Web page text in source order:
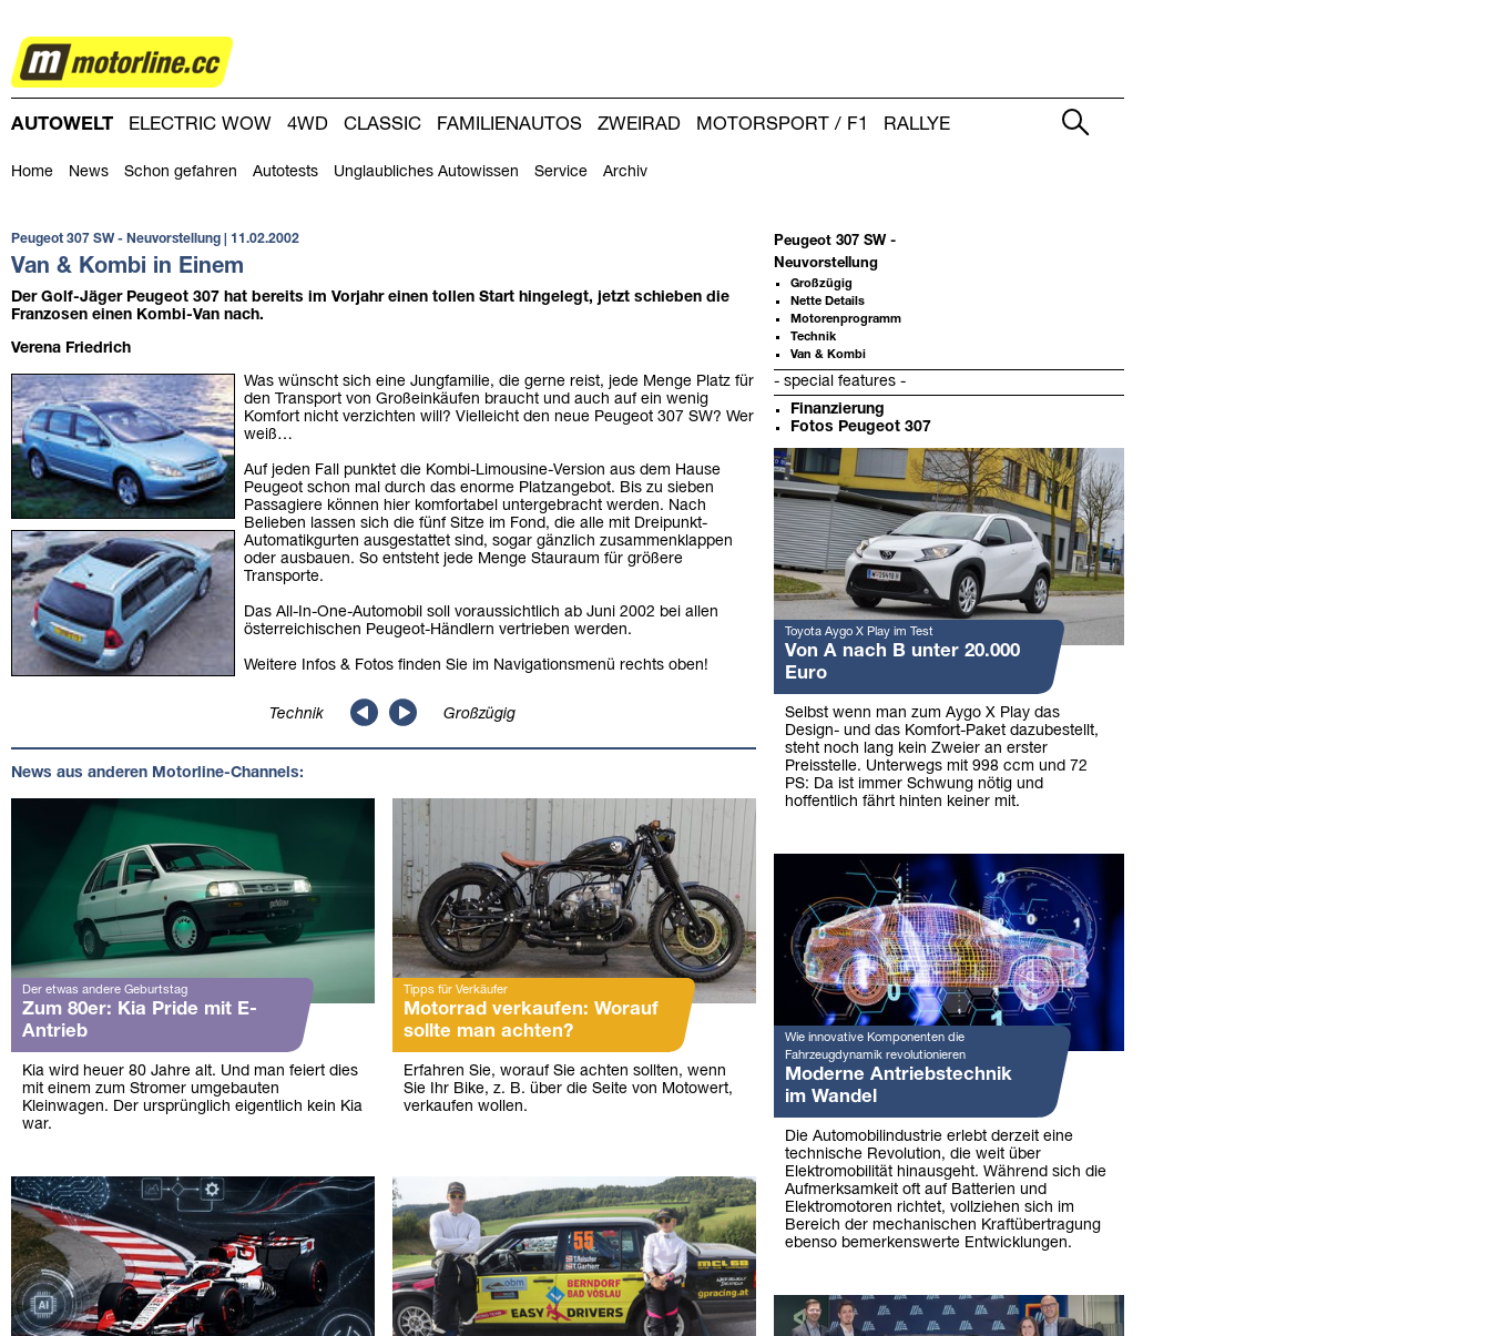
AUTOWELT
AUTOWELT
Home News Schon gefahren Autotests Unglaubliches Autowissen Service Archiv
ELECTRIC WOW 4WD CLASSIC FAMILIENAUTOS ZWEIRAD MOTORSPORT / F1
RALLYE
Peugeot 307 SW - Neuvorstellung | 11.02.2002
Van & Kombi in Einem
Der Golf-Jäger Peugeot 307 hat bereits im Vorjahr einen tollen Start hingelegt, jetzt schieben die
Franzosen einen Kombi-Van nach.
Verena Friedrich
Was wünscht sich eine Jungfamilie, die gerne reist, jede Menge Platz für
den Transport von Großeinkäufen braucht und auch auf ein wenig
Komfort nicht verzichten will? Vielleicht den neue Peugeot 307 SW? Wer
weiß…
Auf jeden Fall punktet die Kombi-Limousine-Version aus dem Hause
Peugeot schon mal durch das enorme Platzangebot. Bis zu sieben
Passagiere können hier komfortabel untergebracht werden. Nach
Belieben lassen sich die fünf Sitze im Fond, die alle mit Dreipunkt-
Automatikgurten ausgestattet sind, sogar gänzlich zusammenklappen
oder ausbauen. So entsteht jede Menge Stauraum für größere
Transporte.
Das All-In-One-Automobil soll voraussichtlich ab Juni 2002 bei allen
österreichischen Peugeot-Händlern vertrieben werden.
Weitere Infos & Fotos finden Sie im Navigationsmenü rechts oben!
Technik Großzügig
News aus anderen Motorline-Channels:
Der etwas andere Geburtstag
Zum 80er: Kia Pride mit E-
Antrieb
Kia wird heuer 80 Jahre alt. Und man feiert dies
mit einem zum Stromer umgebauten
Kleinwagen. Der ursprünglich eigentlich kein Kia
war.
Tipps für Verkäufer
Motorrad verkaufen: Worauf
sollte man achten?
Erfahren Sie, worauf Sie achten sollten, wenn
Sie Ihr Bike, z. B. über die Seite von Motowert,
verkaufen wollen.
Peugeot 307 SW -
Neuvorstellung
Großzügig
Nette Details
Motorenprogramm
Technik
Van & Kombi
- special features -
Finanzierung
Fotos Peugeot 307
Weitere
Artikel:
Toyota Aygo X Play im Test
Von A nach B unter 20.000
Euro
Selbst wenn man zum Aygo X Play das
Design- und das Komfort-Paket dazubestellt,
steht noch lang kein Zweier an erster
Preisstelle. Unterwegs mit 998 ccm und 72
PS: Da ist immer Schwung nötig und
hoffentlich fährt hinten keiner mit.
Wie innovative Komponenten die
Fahrzeugdynamik revolutionieren
Moderne Antriebstechnik
im Wandel
Die Automobilindustrie erlebt derzeit eine
technische Revolution, die weit über
Elektromobilität hinausgeht. Während sich die
Aufmerksamkeit oft auf Batterien und
Elektromotoren richtet, vollziehen sich im
Bereich der mechanischen Kraftübertragung
ebenso bemerkenswerte Entwicklungen.